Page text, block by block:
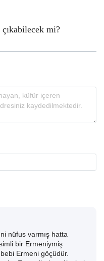
mi?
nüfus varmış hatta
bir Ermeniymiş
Ermeni göçüdür.